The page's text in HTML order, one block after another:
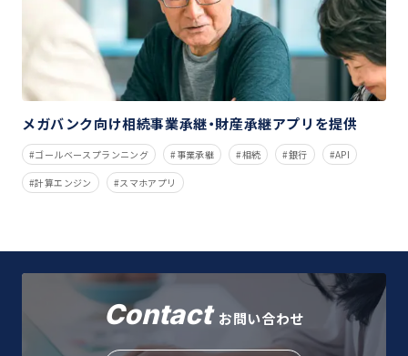
メガバンク向け相続事業承継・財産承継アプリを提供
ゴールベースプランニング 事業承継 相続 銀行 API
計算エンジン スマホアプリ
Contact お問い合わせ